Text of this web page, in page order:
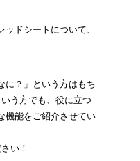
ドシートについて、
に？」という方はもち
う方でも、役に立つ
機能をご紹介させてい
い！